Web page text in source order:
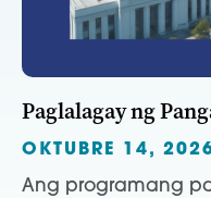
Paglalagay ng
OKTUBRE 14,
Ang programang